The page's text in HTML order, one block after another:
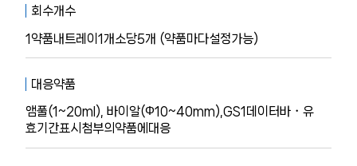
회수개수
1약품내트레이1개소당5개 (약품마다설정가능)
대응약품
앰풀(1~20ml), 바이알(Φ10~40mm),GS1데이터바・유
효기간표시첨부의약품에대응